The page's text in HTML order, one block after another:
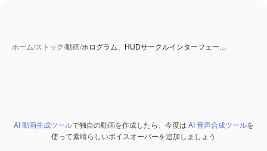
ホーム/ストック/動画/ホログラム、HUDサークルインターフェー…
Premium
AI 動画生成ツールで独自の動画を作成したら、今度は AI 音声合成ツールを
使って素晴らしいボイスオーバーを追加しましょう